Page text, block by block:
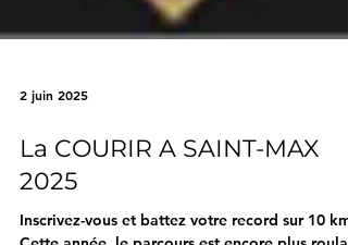
2 juin 2025
La COURIR A SAINT-MAX
2025